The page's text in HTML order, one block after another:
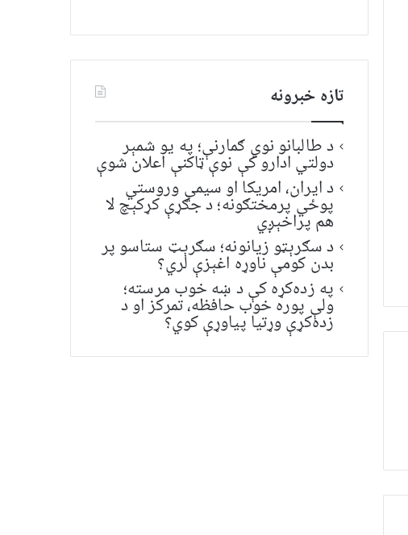
تازه خبرونه
د طالبانو نوي ګمارنې؛ په یو شمېر
دولتي ادارو کې نوې ټاکنې اعلان شوې
د ایران، امریکا او سیمې وروستي
پوځي پرمختګونه؛ د جګړې کړکېچ لا
هم پراخېږي
د سګرېټو زیانونه؛ سګرېټ ستاسو پر
بدن کومې ناوړه اغېزې لري؟
په زده‌کړه کې د ښه خوب مرسته؛
ولې پوره خوب حافظه، تمرکز او د
زده‌کړې وړتیا پیاوړې کوي؟